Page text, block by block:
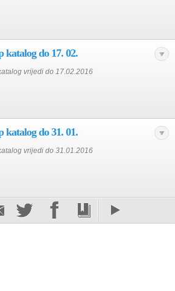
katalog do 17. 02.
vrijedi do 17.02.2016
katalog do 31. 01.
vrijedi do 31.01.2016